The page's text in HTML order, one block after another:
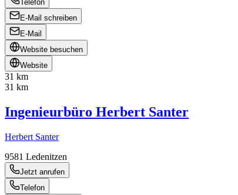
Telefon
E-Mail schreiben
E-Mail
Website besuchen
Website
31 km
31 km
Ingenieurbüro Herbert Santer
Herbert Santer
9581 Ledenitzen
Jetzt anrufen
Telefon